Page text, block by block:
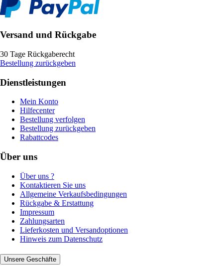
Versand und Rückgabe
30 Tage Rückgaberecht
Bestellung zurückgeben
Dienstleistungen
Mein Konto
Hilfecenter
Bestellung verfolgen
Bestellung zurückgeben
Rabattcodes
Über uns
Über uns ?
Kontaktieren Sie uns
Allgemeine Verkaufsbedingungen
Rückgabe & Erstattung
Impressum
Zahlungsarten
Lieferkosten und Versandoptionen
Hinweis zum Datenschutz
Unsere Geschäfte